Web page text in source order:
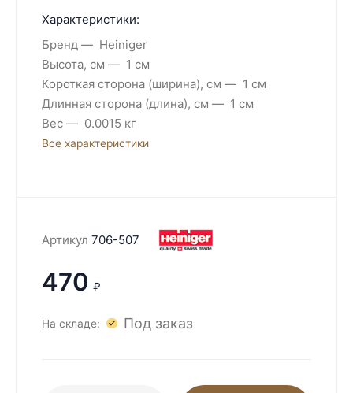
Характеристики:
Бренд
Heiniger
Высота, см
1 см
Короткая сторона (ширина), см
1 см
Длинная сторона (длина), см
1 см
Вес
0.0015 кг
Все характеристики
Артикул 706-507
470 ₽
На складе: Под заказ